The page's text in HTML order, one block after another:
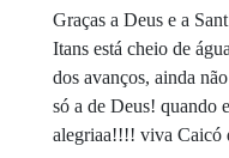
Graças a Deus e a
Itans está cheio de
dos avanços, ainda
só a de Deus! quando
alegriaa!!!! viva Caicó